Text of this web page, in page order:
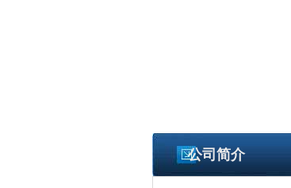
公司简介